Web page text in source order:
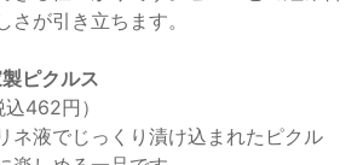
さが引き立ちます。
ピクルス
462円）
ネ液でじっくり漬け込まれたピクル